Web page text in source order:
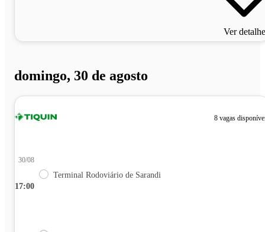
Ver
domingo, 30 de agosto
8 vagas
17:00
30/08
Terminal Rodoviário de Sarandi